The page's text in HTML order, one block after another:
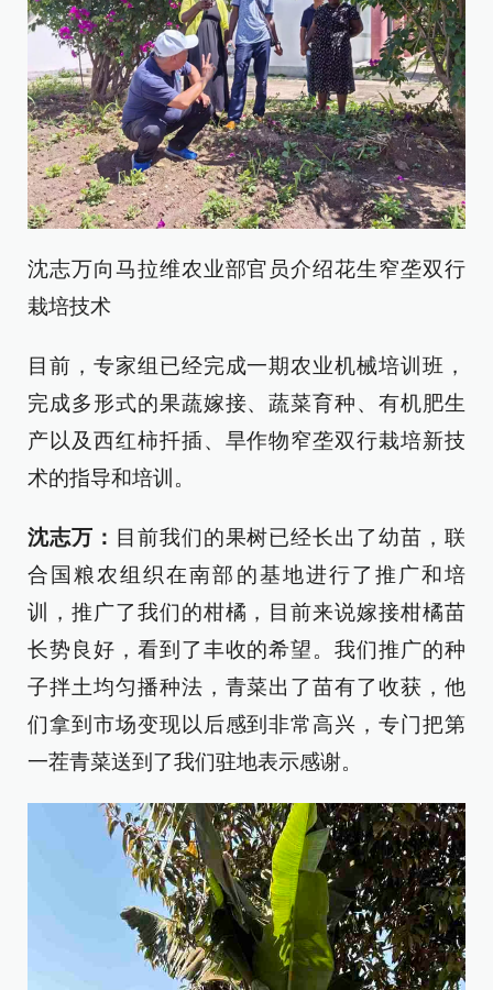
沈志万向马拉维农业部官员介绍花生窄垄双行
栽培技术
目前，专家组已经完成一期农业机械培训班，
完成多形式的果蔬嫁接、蔬菜育种、有机肥生
产以及西红柿扦插、旱作物窄垄双行栽培新技
术的指导和培训。
沈志万： 目前我们的果树已经长出了幼苗，联
合国粮农组织在南部的基地进行了推广和培
训，推广了我们的柑橘，目前来说嫁接柑橘苗
长势良好，看到了丰收的希望。我们推广的种
子拌土均匀播种法，青菜出了苗有了收获，他
们拿到市场变现以后感到非常高兴，专门把第
一茬青菜送到了我们驻地表示感谢。